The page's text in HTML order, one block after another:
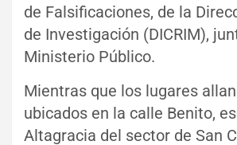
de Falsificaciones, de la
de Investigación (DICRIM),
Ministerio Público.
Mientras que los lugares
ubicados en la calle Benito,
Altagracia del sector de San